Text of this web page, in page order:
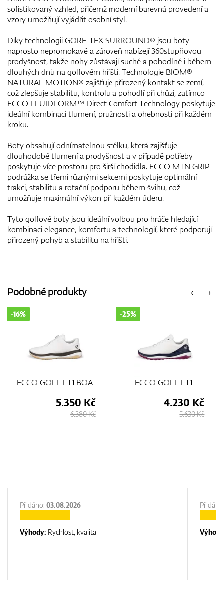
sofistikovaný vzhled, přičemž moderní barevná provedení a
vzory umožňují vyjádřit osobní styl.
Díky technologii GORE-TEX SURROUND® jsou boty
naprosto nepromokavé a zároveň nabízejí 360stupňovou
prodyšnost, takže nohy zůstávají suché a pohodlné i během
dlouhých dnů na golfovém hřišti. Technologie BIOM®
NATURAL MOTION® zajišťuje přirozený kontakt se zemí,
což zlepšuje stabilitu, kontrolu a pohodlí při chůzi, zatímco
ECCO FLUIDFORM™ Direct Comfort Technology poskytuje
ideální kombinaci tlumení, pružnosti a ohebnosti při každém
kroku.
Boty obsahují odnímatelnou stélku, která zajišťuje
dlouhodobé tlumení a prodyšnost a v případě potřeby
poskytuje více prostoru pro širší chodidla. ECCO MTN GRIP
podrážka se třemi různými sekcemi poskytuje optimální
trakci, stabilitu a rotační podporu během švihu, což
umožňuje maximální výkon při každém úderu.
Tyto golfové boty jsou ideální volbou pro hráče hledající
kombinaci elegance, komfortu a technologií, které podporují
přirozený pohyb a stabilitu na hřišti.
‹
Podobné produkty ›
ECCO GOLF LT1
-25%
4.230 Kč
5.630 Kč
ECCO Golf Biom H5
-35%
3.650 Kč
5.630 Kč
Přidáno: 03.08.2026
Výhody: Rychlost, kvalita